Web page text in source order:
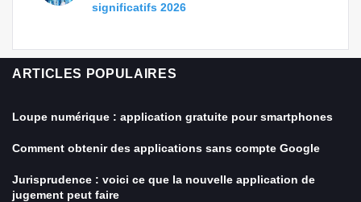
significatifs 2026
ARTICLES POPULAIRES
Loupe numérique : application gratuite pour smartphones
Comment obtenir des applications sans compte Google
Jurisprudence : voici ce que la nouvelle application de
jugement peut faire